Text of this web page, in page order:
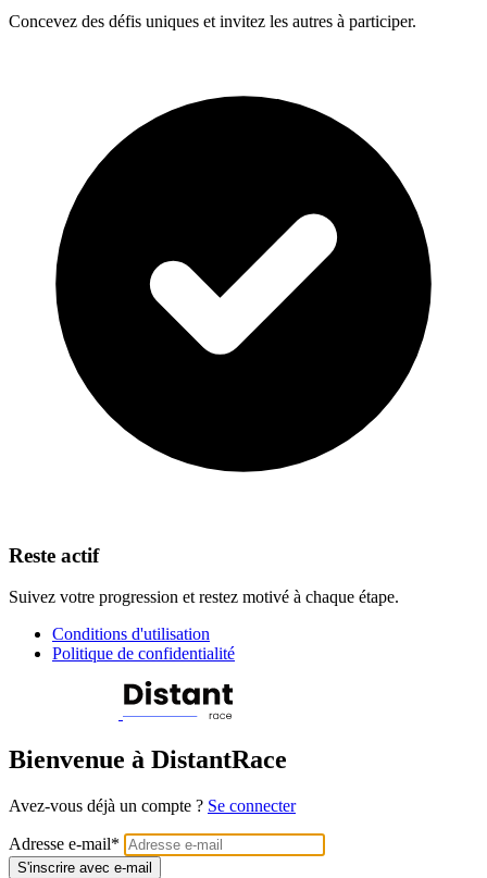
Concevez des défis uniques et invitez les autres à participer.
Reste actif
Suivez votre progression et restez motivé à chaque étape.
Conditions d'utilisation
Politique de confidentialité
Bienvenue à DistantRace
Avez-vous déjà un compte ? Se connecter
Adresse e-mail*
S'inscrire avec e-mail